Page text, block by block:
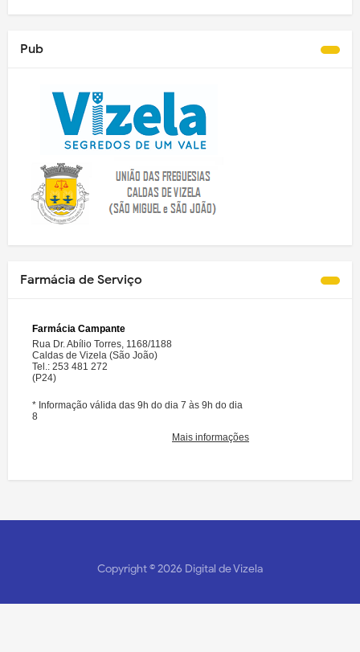
Pub
Farmácia de Serviço
Copyright ©2026 Digital de Vizela